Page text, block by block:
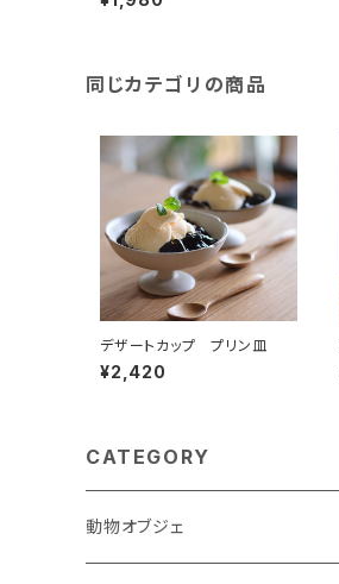
同じカテゴリの商品
デザートカップ プリン皿
¥2,420
CATEGORY
動物オブジェ